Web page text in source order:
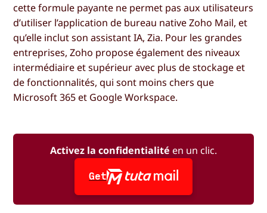
cette formule payante ne permet pas aux utilisateurs
d’utiliser l’application de bureau native Zoho Mail, et
qu’elle inclut son assistant IA, Zia. Pour les grandes
entreprises, Zoho propose également des niveaux
intermédiaire et supérieur avec plus de stockage et
de fonctionnalités, qui sont moins chers que
Microsoft 365 et Google Workspace.
Activez la confidentialité en un clic.
Get